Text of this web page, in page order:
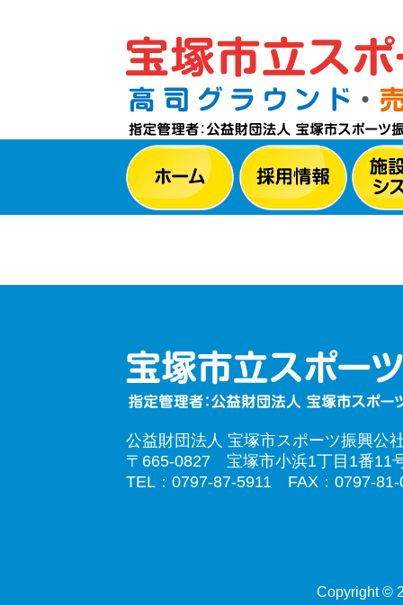
公益財団法人 宝塚市スポーツ振興公
〒665-0827 宝塚市小浜1丁目1番11
TEL：0797-87-5911 FAX：0797-81-
Copyright ©